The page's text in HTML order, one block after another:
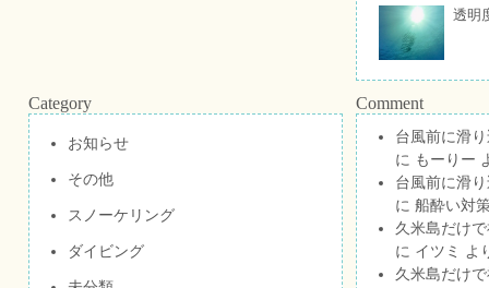
透明
Category
お知らせ
その他
スノーケリング
ダイビング
Comment
台風前に滑
に もーりー
台風前に滑
に 船酔い対
久米島だけ
に イツミ
よ
久米島だけ